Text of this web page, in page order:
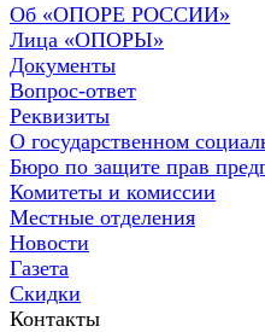
Об «ОПОРЕ РОССИИ»
Лица «ОПОРЫ»
Документы
Вопрос-ответ
Реквизиты
О государственном
Бюро по защите прав
Комитеты и комиссии
Местные отделения
Новости
Газета
Скидки
Контакты